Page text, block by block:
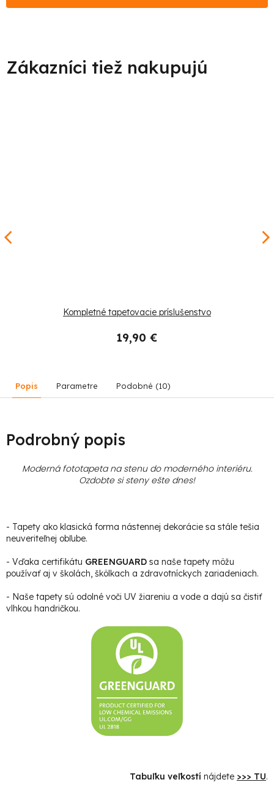
Kompletné tapetovacie príslušenstvo
19,90 €
Popis Parametre Podobné (10)
Podrobný popis
Moderná fototapeta na stenu do moderného interiéru.
Ozdobte si steny ešte dnes!
- Tapety ako klasická forma nástennej dekorácie sa stále tešia
neuveriteľnej obľube.
- Vďaka certifikátu GREENGUARD sa naše tapety môžu
používať aj v školách, škôlkach a zdravotníckych zariadeniach.
- Naše tapety sú odolné voči UV žiareniu a vode a dajú sa čistiť
vlhkou handričkou.
Tabuľku veľkostí nájdete >>> TU.